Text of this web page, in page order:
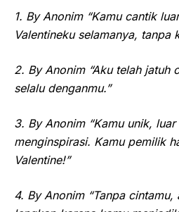
1. By Anonim “Kamu cantik
Valentineku selamanya, tanpa
2. By Anonim “Aku telah
selalu denganmu.”
3. By Anonim “Kamu unik,
menginspirasi. Kamu pemilik
Valentine!”
4. By Anonim “Tanpa